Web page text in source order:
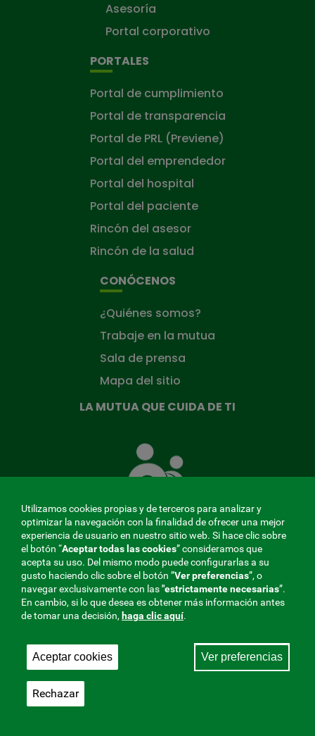
Asesoría
Portal corporativo
PORTALES
Portal de cumplimiento
Portal de transparencia
Portal de PRL (Previene)
Portal del emprendedor
Portal del hospital
Portal del paciente
Rincón del asesor
Rincón de la salud
CONÓCENOS
¿Quiénes somos?
Trabaje en la mutua
Sala de prensa
Mapa del sitio
LA MUTUA QUE CUIDA DE TI
Mutua
que
ti
MENÚ
REDES
SOCIALES
V20
Aviso legal|Privacidad
Mutua Colaboradora con la Seguridad Social, 275.
Utilizamos cookies propias y de terceros para analizar y
optimizar la navegación con la finalidad de ofrecer una mejor
experiencia de usuario en nuestro sitio web. Si hace clic sobre
el botón “Aceptar todas las cookies” consideramos que
acepta su uso. Del mismo modo puede configurarlas a su
gusto haciendo clic sobre el botón ”Ver preferencias”, o
navegar exclusivamente con las"estrictamentenecesarias”.
En cambio, si lo que desea es obtener más información antes
de tomar una decisión, haga clic aquí.
Aceptar cookies Ver preferencias
Rechazar